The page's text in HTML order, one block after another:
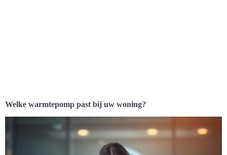
Welke warmtepomp past bij uw woning?